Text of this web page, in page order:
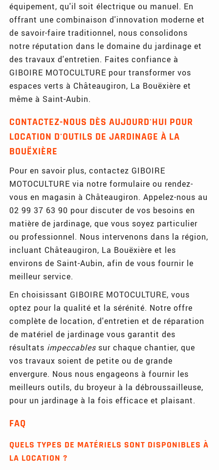
équipement, qu'il soit électrique ou manuel. En
offrant une combinaison d'innovation moderne et
de savoir-faire traditionnel, nous consolidons
notre réputation dans le domaine du jardinage et
des travaux d'entretien. Faites confiance à
GIBOIRE MOTOCULTURE pour transformer vos
espaces verts à Châteaugiron, La Bouëxière et
même à Saint-Aubin.
CONTACTEZ-NOUS DÈS AUJOURD'HUI POUR
LOCATION D'OUTILS DE JARDINAGE À LA
BOUËXIÈRE
Pour en savoir plus, contactez GIBOIRE
MOTOCULTURE via notre formulaire ou rendez-
vous en magasin à Châteaugiron. Appelez-nous au
02 99 37 63 90 pour discuter de vos besoins en
matière de jardinage, que vous soyez particulier
ou professionnel. Nous intervenons dans la région,
incluant Châteaugiron, La Bouëxière et les
environs de Saint-Aubin, afin de vous fournir le
meilleur service.
En choisissant GIBOIRE MOTOCULTURE, vous
optez pour la qualité et la sérénité. Notre offre
complète de location, d'entretien et de réparation
de matériel de jardinage vous garantit des
résultats impeccables sur chaque chantier, que
vos travaux soient de petite ou de grande
envergure. Nous nous engageons à fournir les
meilleurs outils, du broyeur à la débroussailleuse,
pour un jardinage à la fois efficace et plaisant.
FAQ
QUELS TYPES DE MATÉRIELS SONT DISPONIBLES À
LA LOCATION ?